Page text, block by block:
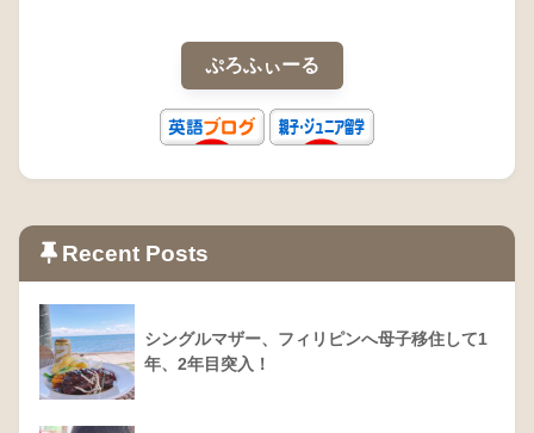
ぷろふぃーる
Recent Posts
シングルマザー、フィリピンへ母子移住して1
年、2年目突入！